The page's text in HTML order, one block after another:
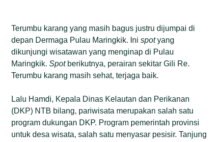
Terumbu karang yang masih bagus justru dijumpai di
depan Dermaga Pulau Maringkik. Inispotyang
dikunjungi wisatawan yang menginap di Pulau
Maringkik.Spot berikutnya, perairan sekitar Gili Re.
Terumbu karang masih sehat, terjaga baik.
Lalu Hamdi, Kepala Dinas Kelautan dan Perikanan
(DKP) NTB bilang, pariwisata merupakan salah satu
program dukungan DKP. Program pemerintah provinsi
untuk desa wisata, salah satu menyasar pesisir. Tanjung